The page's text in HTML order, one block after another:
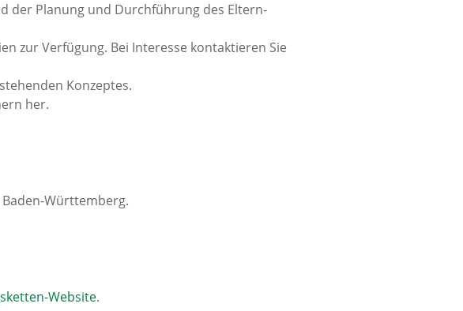
der Planung und Durchführung des Eltern-
zur Verfügung. Bei Interesse kontaktieren Sie
Konzeptes.
her.
Württemberg.
Website.